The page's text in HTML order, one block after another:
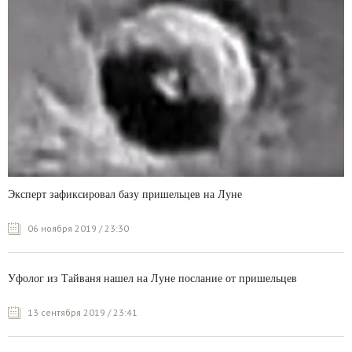
Эксперт зафиксировал базу пришельцев на Луне
06 ноября 2019 / 23:30
Уфолог из Тайваня нашел на Луне послание от пришельцев
13 сентября 2019 / 23:41